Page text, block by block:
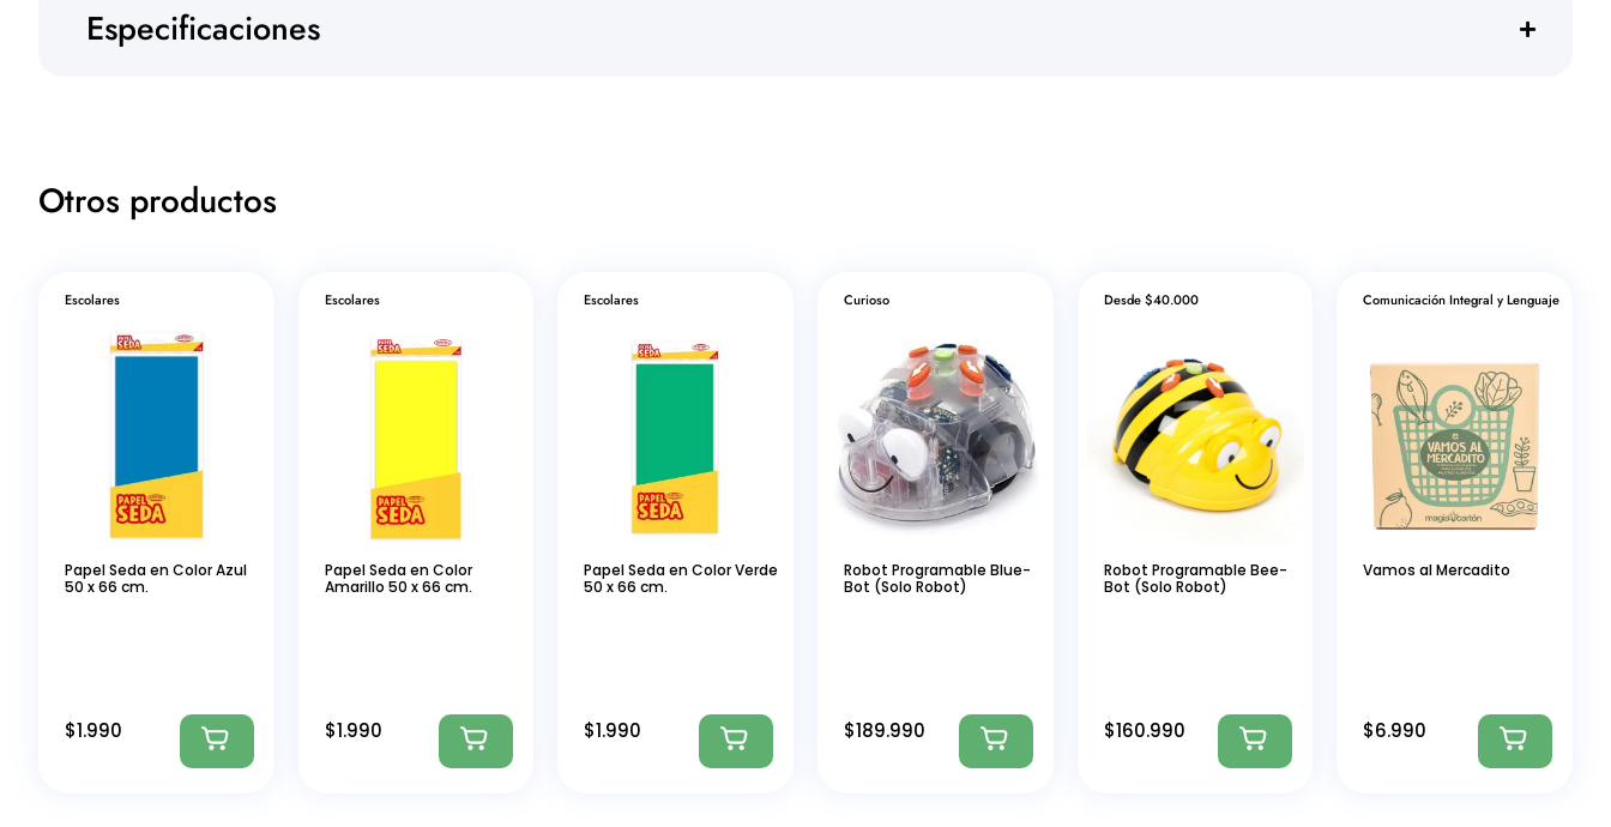
Especificaciones
Otros productos
Escolares
Papel Seda en Color Azul
50 x 66 cm.
$1.990
Escolares
Papel Seda en Color
Amarillo 50 x 66 cm.
$1.990
Escolares
Papel Seda en Color Verde
50 x 66 cm.
$1.990
Curioso
Robot Programable Blue-
Bot (Solo Robot)
$189.990
Desde $40.000
Robot Programable Bee-
Bot (Solo Robot)
$160.990
Comunicación Integral y Lenguaje
Vamos al Mercadito
$6.990